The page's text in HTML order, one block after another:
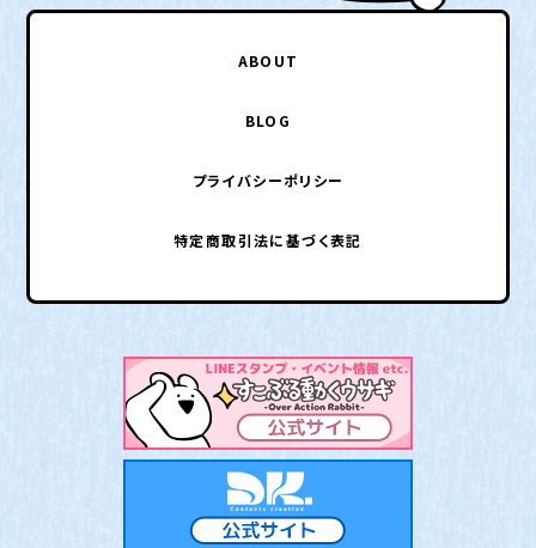
ABOUT
BLOG
プライバシーポリシー
特定商取引法に基づく表記